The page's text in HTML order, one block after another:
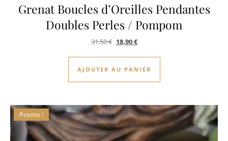
Grenat Boucles d’Oreilles Pendantes
Doubles Perles / Pompom
31,50€ Le prix initial était : 31,50 €.
18,90€Le prix actuel est : 18,90 €.
AJOUTER AU PANIER
Promo !